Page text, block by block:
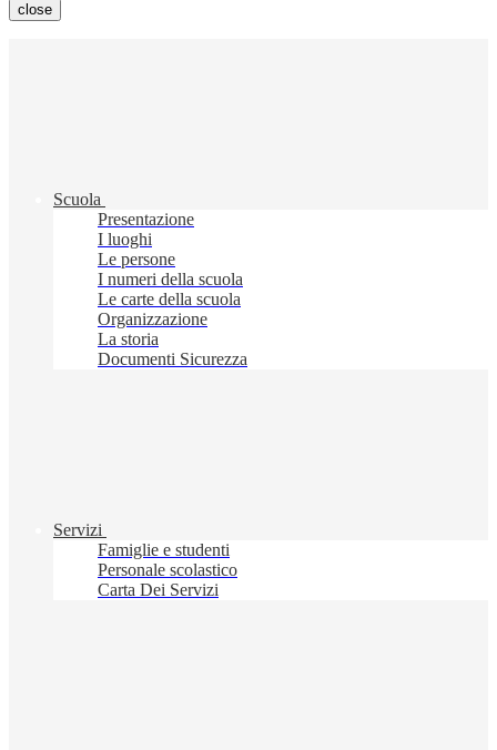
close
Scuola
Presentazione
I luoghi
Le persone
I numeri della scuola
Le carte della scuola
Organizzazione
La storia
Documenti Sicurezza
Servizi
Famiglie e studenti
Personale scolastico
Carta Dei Servizi